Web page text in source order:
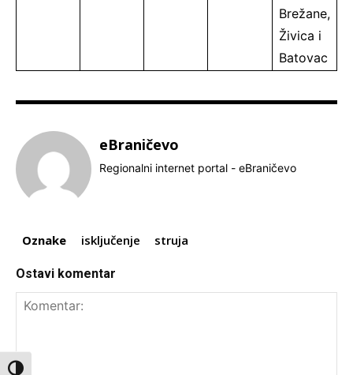
Brežane,
Živica i
Batovac
eBraničevo
Regionalni internet portal - eBraničevo
Oznake isključenje struja
Ostavi komentar